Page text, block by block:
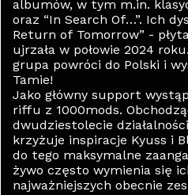
albumów, w tym m.in.
oraz “In Search Of…”. Ich
Return of Tomorrow” -
ujrzała w połowie 2024
grupa powróci do Polski i
Tamie!
Jako główny support
riffu z 1000mods.
dwudziestolecie
krzyżuje inspiracje Kyuss i
do tego maksymalne
żywo często wymienia się
najważniejszych obecnie